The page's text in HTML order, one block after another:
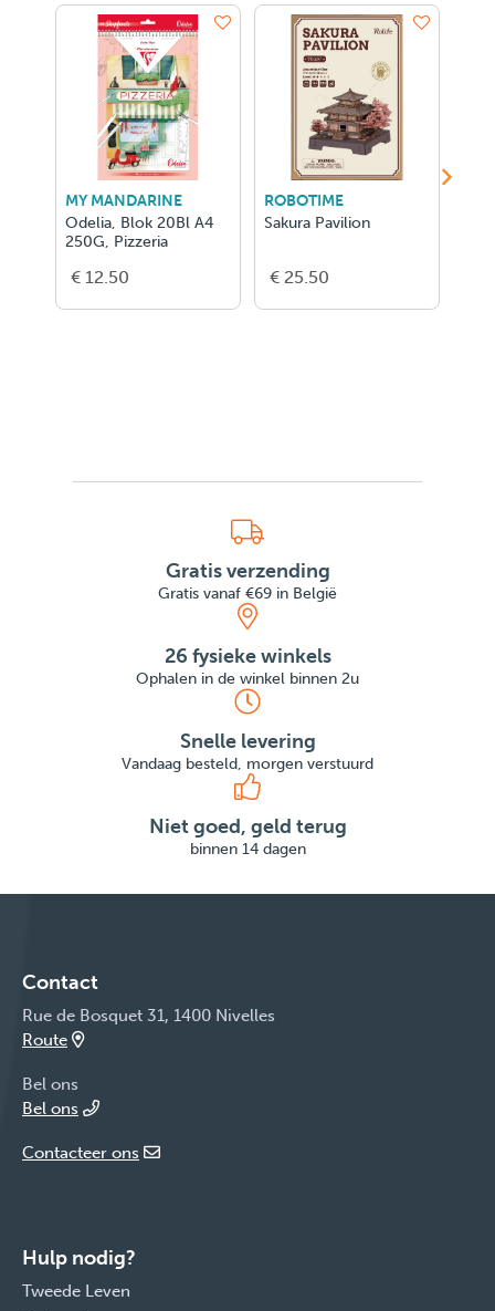
MY MANDARINE
Odelia, Blok 20Bl A4
250G, Pizzeria
€ 12.50
ROBOTIME
Sakura Pavilion
€ 25.50
Gratis verzending
Gratis vanaf €69 in België
26 fysieke winkels
Ophalen in de winkel binnen 2u
Snelle levering
Vandaag besteld, morgen verstuurd
Niet goed, geld terug
binnen 14 dagen
Contact
Rue de Bosquet 31, 1400 Nivelles
Route
Bel ons
Bel ons
Contacteer ons
Hulp nodig?
Tweede Leven